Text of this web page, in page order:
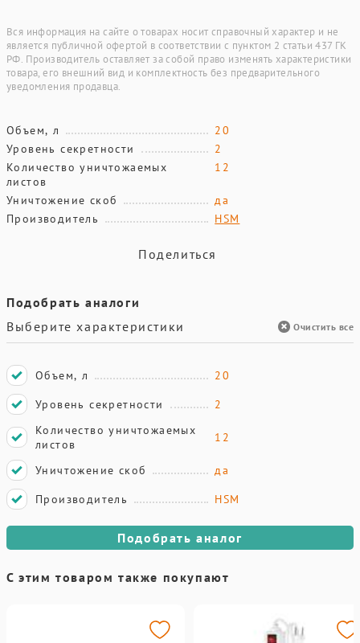
Вся информация на сайте о товарах носит справочный характер и не
является публичной офертой в соответствии с пунктом 2 статьи 437 ГК
РФ. Производитель оставляет за собой право изменять характеристики
товара, его внешний вид и комплектность без предварительного
уведомления продавца.
Объем, л
20
Уровень секретности
2
Количество уничтожаемых
листов
12
Уничтожение скоб
да
Производитель
HSM
Поделиться
Подобрать аналоги
Выберите характеристики
Очистить все
Объем, л
20
Уровень секретности
2
Количество уничтожаемых
листов
12
Уничтожение скоб
да
Производитель
HSM
Подобрать аналог
С этим товаром также покупают